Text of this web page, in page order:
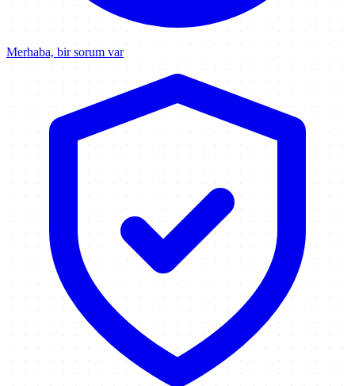
Merhaba, bir sorum var